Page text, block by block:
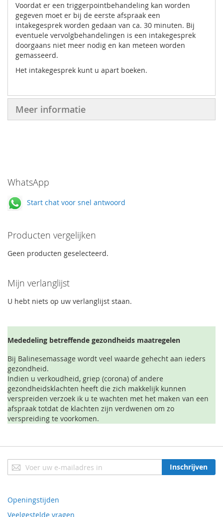
Voordat er een triggerpointbehandeling kan worden
gegeven moet er bij de eerste afspraak een
intakegesprek worden gedaan van ca. 30 minuten. Bij
eventuele vervolgbehandelingen is een intakegesprek
doorgaans niet meer nodig en kan meteen worden
gemasseerd.
Het intakegesprek kunt u apart boeken.
Meer informatie
WhatsApp
Start chat voor snel antwoord
Producten vergelijken
Geen producten geselecteerd.
Mijn verlanglijst
U hebt niets op uw verlanglijst staan.
Mededeling betreffende gezondheids maatregelen
Bij Balinesemassage wordt veel waarde gehecht aan ieders
gezondheid.
Indien u verkoudheid, griep (corona) of andere
gezondheidsklachten heeft die zich makkelijk kunnen
verspreiden verzoek ik u te wachten met het maken van een
afspraak totdat de klachten zijn verdwenen om zo
verspreiding te voorkomen.
Abonneer
u
nieuwsbrief
Inschrijven
Openingstijden
Veelgestelde vragen